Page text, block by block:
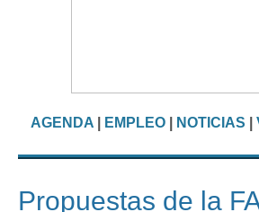
AGENDA| EMPLEO| NOTICIAS
Propuestas de la